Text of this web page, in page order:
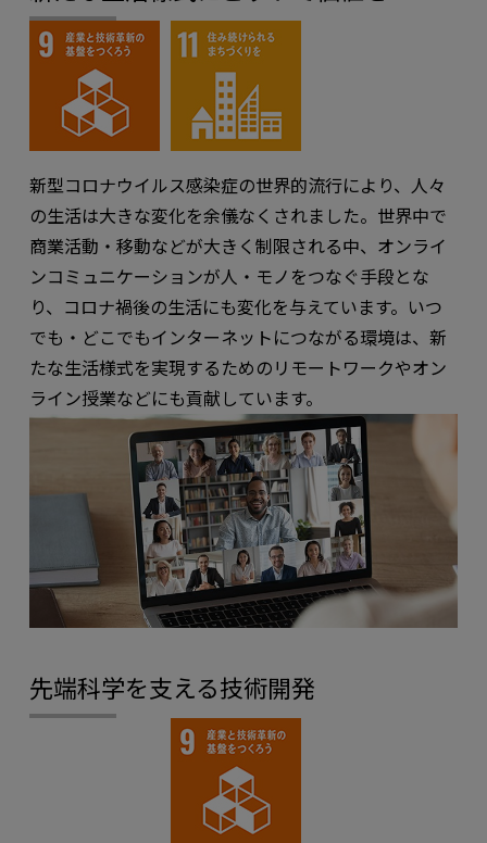
新型コロナウイルス感染症の世界的流行により、人々
の生活は大きな変化を余儀なくされました。世界中で
商業活動・移動などが大きく制限される中、オンライ
ンコミュニケーションが人・モノをつなぐ手段とな
り、コロナ禍後の生活にも変化を与えています。いつ
でも・どこでもインターネットにつながる環境は、新
たな生活様式を実現するためのリモートワークやオン
ライン授業などにも貢献しています。
先端科学を支える技術開発